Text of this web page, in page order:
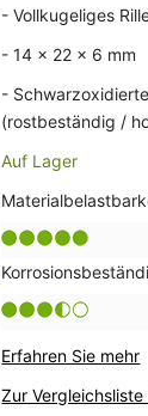
- Vollkugeliges
- 14 x 22 x 6 mm
-
(rostbeständig /
Auf Lager
Erfahren Sie mehr
Zur